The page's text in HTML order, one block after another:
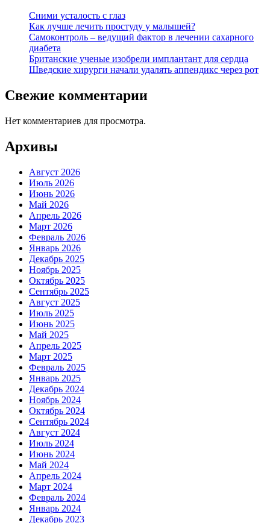
Сними усталость с глаз
Как лучше лечить простуду у малышей?
Самоконтроль – ведущий фактор в лечении сахарного
диабета
Британские ученые изобрели имплантант для сердца
Шведские хирурги начали удалять аппендикс через рот
Свежие комментарии
Нет комментариев для просмотра.
Архивы
Август 2026
Июль 2026
Июнь 2026
Май 2026
Апрель 2026
Март 2026
Февраль 2026
Январь 2026
Декабрь 2025
Ноябрь 2025
Октябрь 2025
Сентябрь 2025
Август 2025
Июль 2025
Июнь 2025
Май 2025
Апрель 2025
Март 2025
Февраль 2025
Январь 2025
Декабрь 2024
Ноябрь 2024
Октябрь 2024
Сентябрь 2024
Август 2024
Июль 2024
Июнь 2024
Май 2024
Апрель 2024
Март 2024
Февраль 2024
Январь 2024
Декабрь 2023